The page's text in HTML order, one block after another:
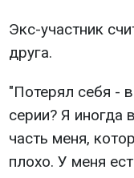
Экс-участник
друга.
"Потерял себя -
серии? Я иногда
часть меня,
плохо. У меня